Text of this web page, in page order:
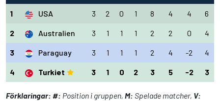
1 USA 3 2 0 1 8 4 4 6
2 Australien 3 1 1 1 2 2 0 4
3 Paraguay 3 1 1 1 2 4 -2 4
4 Turkiet 3 1 0 2 3 5 -2 3
Förklaringar: #: Position i gruppen, M: Spelade matcher, V: